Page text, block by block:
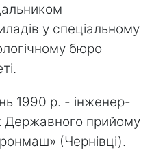
у спеціальному
бюро
1990 р. - інженер-
Державного прийому
(Чернівці).